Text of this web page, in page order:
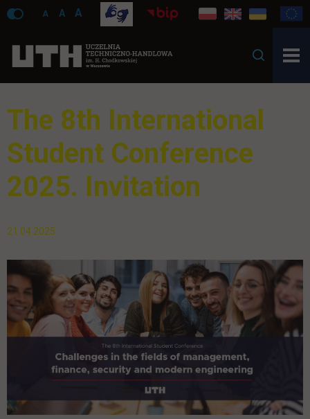
A A A
The 8th International
Student Conference
2025. Invitation
21.04.2025